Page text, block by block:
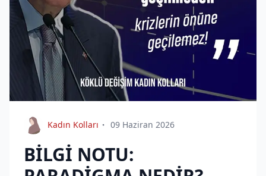
Kadın Kolları 09 Haziran 2026
BİLGİ NOTU: